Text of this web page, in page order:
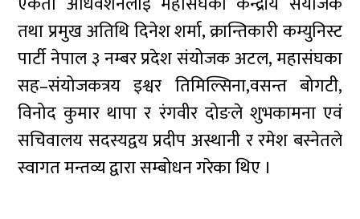
तथा प्रमुख अतिथि दिनेश शर्मा, क्रान्तिकारी कम्युनिस्ट
पार्टी नेपाल ३ नम्बर प्रदेश संयोजक अटल, महासंघका
सह–संयोजकत्रय इश्वर तिमिल्सिना,वसन्त बोगटी,
विनोद कुमार थापा र रंगवीर दोङले शुभकामना एवं
सचिवालय सदस्यद्वय प्रदीप अस्थानी र रमेश बस्नेतले
स्वागत मन्तव्य द्वारा सम्बोधन गरेका थिए ।